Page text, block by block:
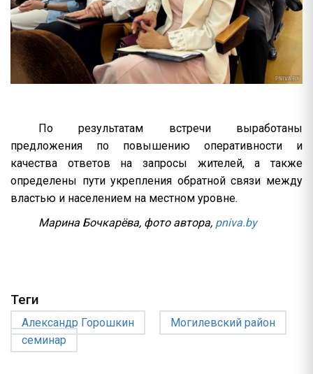
По результатам встречи выработаны
предложения по повышению оперативности и
качества ответов на запросы жителей, а также
определены пути укрепления обратной связи между
властью и населением на местном уровне.
Марина Бочкарёва, фото автора, pniva.by
Теги
Александр Горошкин
Могилевский район
семинар